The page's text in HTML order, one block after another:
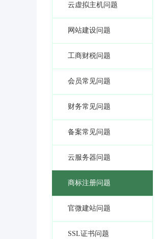
云虚拟主机问题
网站建设问题
工商财税问题
会员常见问题
财务常见问题
备案常见问题
云服务器问题
商标注册问题
官微建站问题
SSL证书问题